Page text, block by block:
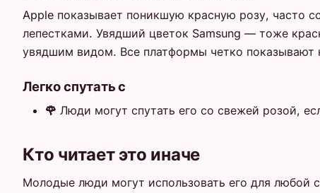
Apple показывает поникшую красную розу, часто
лепестками. Увядший цветок Samsung — тоже
увядшим видом. Все платформы четко
Легко спутать с
🌹 Люди могут спутать его со свежей розой,
Кто читает это иначе
Молодые люди могут использовать его для любой